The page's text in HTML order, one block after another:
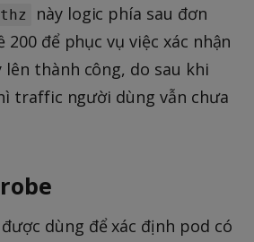
này logic phía sau đơn
200 để phục vụ việc xác nhận
lên thành công, do sau khi
traffic người dùng vẫn chưa
được dùng để xác định pod có